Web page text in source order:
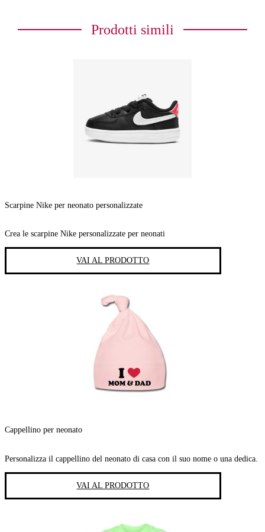
Prodotti simili
Scarpine Nike per neonato personalizzate
Crea le scarpine Nike personalizzate per neonati
VAI AL PRODOTTO
Cappellino per neonato
Personalizza il cappellino del neonato di casa con il suo nome o una dedica.
VAI AL PRODOTTO